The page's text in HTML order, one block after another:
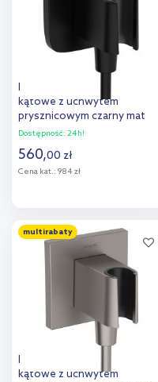
Hansgrohe FixFit Q przyłącze
kątowe z uchwytem
prysznicowym czarny mat
26887670
Dostępność: 24h!
560,00 zł
Cena kat.: 984 zł
multirabaty
Hansgrohe FixFit E przyłącze
kątowe z uchwytem